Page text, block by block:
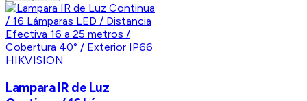
HIKVISION
Lampara IR de Luz